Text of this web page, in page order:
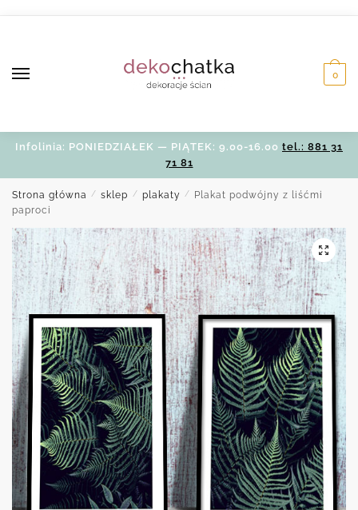
0
Infolinia: PONIEDZIAŁEK — PIĄTEK: 9.00-16.00 tel.: 881 31
71 81
Strona główna / sklep / plakaty /
Plakat podwójny z liśćmi
paproci